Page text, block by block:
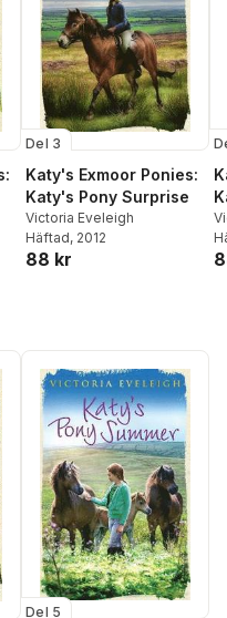
Del 3
Katy's Exmoor Ponies:
Katy's Pony Surprise
Victoria Eveleigh
Häftad, 2012
88 kr
Del 5